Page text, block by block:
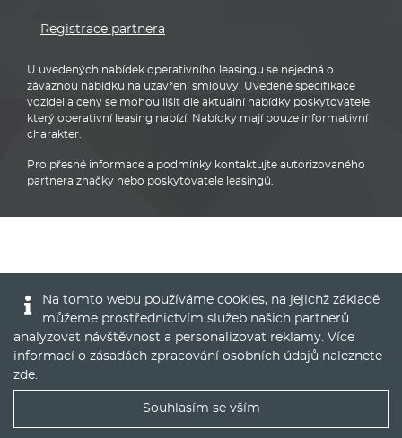
Registrace partnera
U uvedených nabídek operativního leasingu se nejedná o
závaznou nabídku na uzavření smlouvy. Uvedené specifikace
vozidel a ceny se mohou lišit dle aktuální nabídky poskytovatele,
který operativní leasing nabízí. Nabídky mají pouze informativní
charakter.
Pro přesné informace a podmínky kontaktujte autorizovaného
partnera značky nebo poskytovatele leasingů.
BMW
Na tomto webu používáme cookies, na jejichž základě
můžeme prostřednictvím služeb našich partnerů
analyzovat návštěvnost a personalizovat reklamy. Více
informací o zásadách zpracování osobních údajů naleznete
zde.
Souhlasím se vším
Nejlepší nabídky operáku do Vašeho emailu